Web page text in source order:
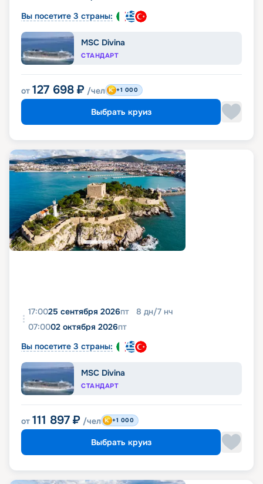
Вы посетите 3 страны:
MSC Divina
СТАНДАРТ
от 127 698 ₽ /чел +1 000
Выбрать круиз
17:0025 сентября 2026пт 8 дн/7 нч
07:0002 октября 2026пт
Вы посетите 3 страны:
MSC Divina
СТАНДАРТ
от 111 897 ₽ /чел +1 000
Выбрать круиз